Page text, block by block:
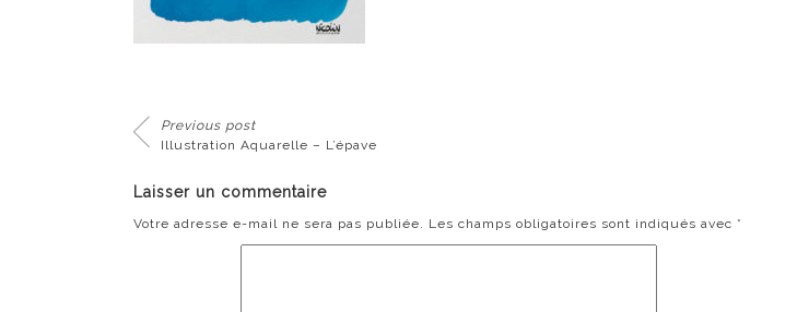
Previous post
Illustration Aquarelle – L’épave
Laisser un commentaire
Votre adresse e-mail ne sera pas publiée. Les champs obligatoires sont indiqués avec *